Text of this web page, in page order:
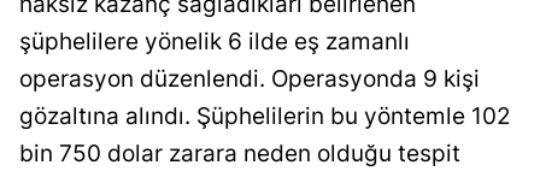
Balıkesir
Bingöl
Bitlis
şüphelilere yönelik 6 ilde eş zamanlı
operasyon düzenlendi. Operasyonda 9 kişi
gözaltına alındı. Şüphelilerin bu yöntemle 102
bin 750 dolar zarara neden olduğu tespit